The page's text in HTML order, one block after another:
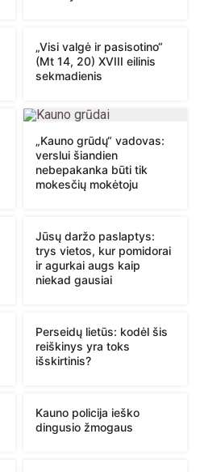
„Visi valgė ir pasisotino“
(Mt 14, 20) XVIII eilinis
sekmadienis
„Kauno grūdų“ vadovas:
verslui šiandien
nebepakanka būti tik
mokesčių mokėtoju
Jūsų daržo paslaptys:
trys vietos, kur pomidorai
ir agurkai augs kaip
niekad gausiai
Perseidų lietūs: kodėl šis
reiškinys yra toks
išskirtinis?
Kauno policija ieško
dingusio žmogaus